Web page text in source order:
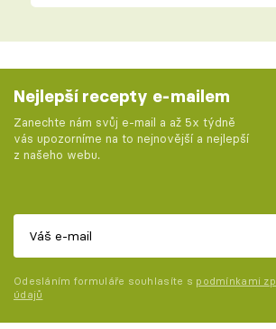
Nejlepší recepty e-mailem
Zanechte nám svůj e-mail a až 5x týdně
vás upozorníme na to nejnovější a nejlepší
z našeho webu.
Odesláním formuláře souhlasíte s podmínkami
údajů